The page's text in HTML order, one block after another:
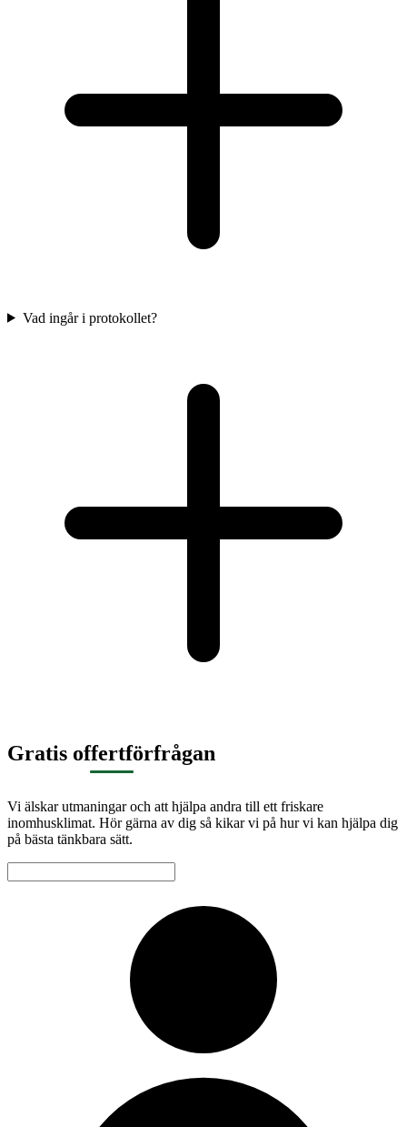
Vad ingår i protokollet?
Gratis offertförfrågan
Vi älskar utmaningar och att hjälpa andra till ett friskare
inomhusklimat. Hör gärna av dig så kikar vi på hur vi kan hjälpa dig
på bästa tänkbara sätt.